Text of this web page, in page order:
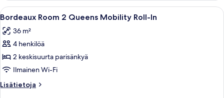
King
Avaa
kaikki
huonetyypin
Bordeaux
Room
2
Queens
Mobility
Hotellihuoneessa on kaksi sänkyä,
4
Bordeaux Room 2 Queens Mobility Roll-In
36 m²
4 henkilöä
2 keskisuurta parisänkyä
Ilmainen Wi-Fi
Lisätietoja
Lisätietoja